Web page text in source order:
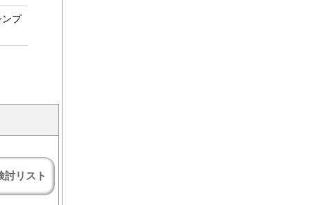
ンプ
討リスト